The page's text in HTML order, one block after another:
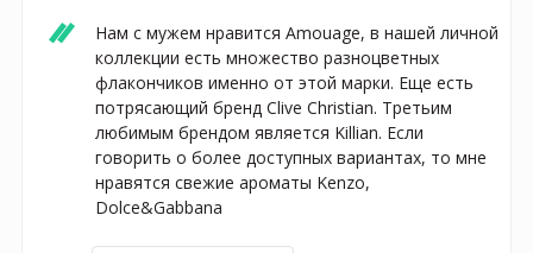
Нам с мужем нравится Amouage, в нашей личной
коллекции есть множество разноцветных
флакончиков именно от этой марки. Еще есть
потрясающий бренд Clive Christian. Третьим
любимым брендом является Killian. Если
говорить о более доступных вариантах, то мне
нравятся свежие ароматы Kenzo,
Dolce&Gabbana